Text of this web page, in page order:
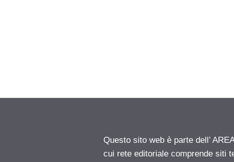
Questo sito web è parte dell’
cui rete editoriale comprende siti